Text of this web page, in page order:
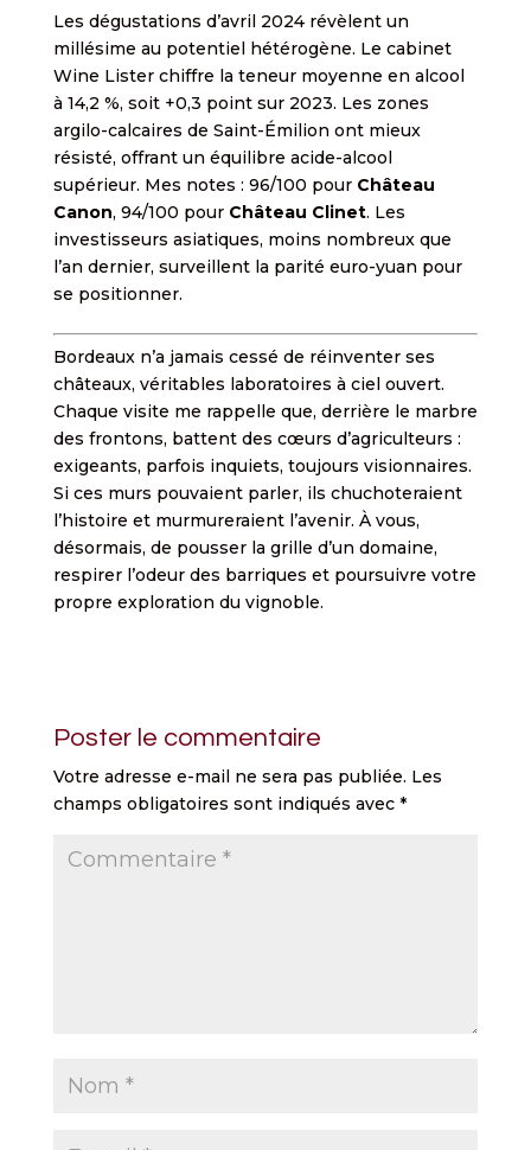
Les dégustations d’avril 2024 révèlent un
millésime au potentiel hétérogène. Le cabinet
Wine Lister chiffre la teneur moyenne en alcool
à 14,2 %, soit +0,3 point sur 2023. Les zones
argilo-calcaires de Saint-Émilion ont mieux
résisté, offrant un équilibre acide-alcool
supérieur. Mes notes : 96/100 pour Château
Canon, 94/100 pour Château Clinet. Les
investisseurs asiatiques, moins nombreux que
l’an dernier, surveillent la parité euro-yuan pour
se positionner.
Bordeaux n’a jamais cessé de réinventer ses
châteaux, véritables laboratoires à ciel ouvert.
Chaque visite me rappelle que, derrière le marbre
des frontons, battent des cœurs d’agriculteurs :
exigeants, parfois inquiets, toujours visionnaires.
Si ces murs pouvaient parler, ils chuchoteraient
l’histoire et murmureraient l’avenir. À vous,
désormais, de pousser la grille d’un domaine,
respirer l’odeur des barriques et poursuivre votre
propre exploration du vignoble.
Poster le commentaire
Votre adresse e-mail ne sera pas publiée. Les
champs obligatoires sont indiqués avec *